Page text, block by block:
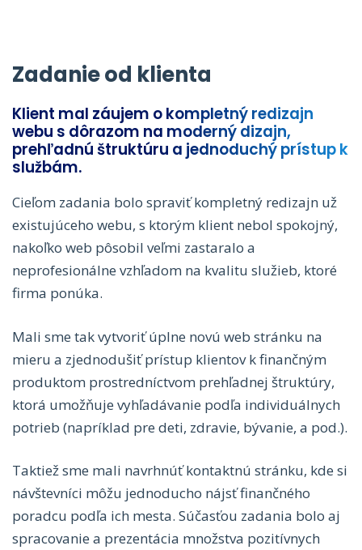
Zadanie od klienta
Klient mal záujem o kompletný redizajn
webu s dôrazom na moderný dizajn,
prehľadnú štruktúru a jednoduchý prístup k
službám.
Cieľom zadania bolo spraviť kompletný redizajn už
existujúceho webu, s ktorým klient nebol spokojný,
nakoľko web pôsobil veľmi zastaralo a
neprofesionálne vzhľadom na kvalitu služieb, ktoré
firma ponúka.
Mali sme tak vytvoriť úplne novú web stránku na
mieru a zjednodušiť prístup klientov k finančným
produktom prostredníctvom prehľadnej štruktúry,
ktorá umožňuje vyhľadávanie podľa individuálnych
potrieb (napríklad pre deti, zdravie, bývanie, a pod.).
Taktiež sme mali navrhnúť kontaktnú stránku, kde si
návštevníci môžu jednoducho nájsť finančného
poradcu podľa ich mesta. Súčasťou zadania bolo aj
spracovanie a prezentácia množstva pozitívnych